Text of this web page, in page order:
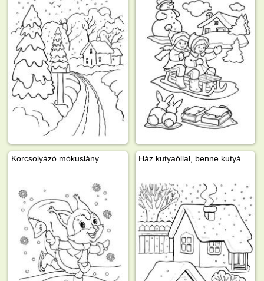
Korcsolyázó mókuslány